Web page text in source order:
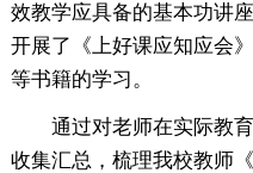
效教学应具备的基本功讲
开展了《上好课应知应会
等书籍的学习。
通过对老师在实际教育
收集汇总，梳理我校教师